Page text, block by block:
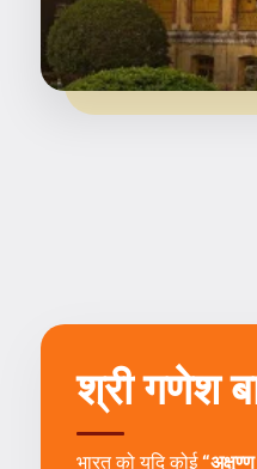
श्री गणेश
भारत को यदि कोई